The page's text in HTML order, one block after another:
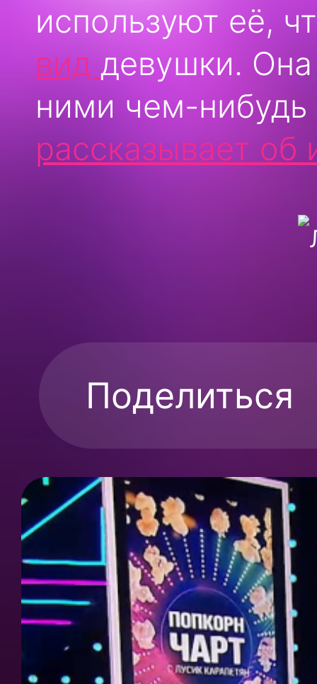
используют её,
вид девушки.
ними чем-
рассказывает об
Поделиться